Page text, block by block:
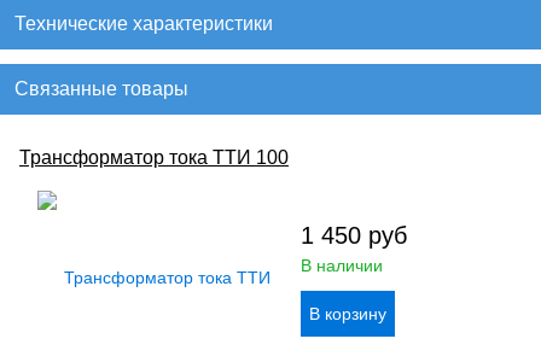
Технические характеристики
Связанные товары
Трансформатор тока ТТИ 100
1 450 руб
В наличии